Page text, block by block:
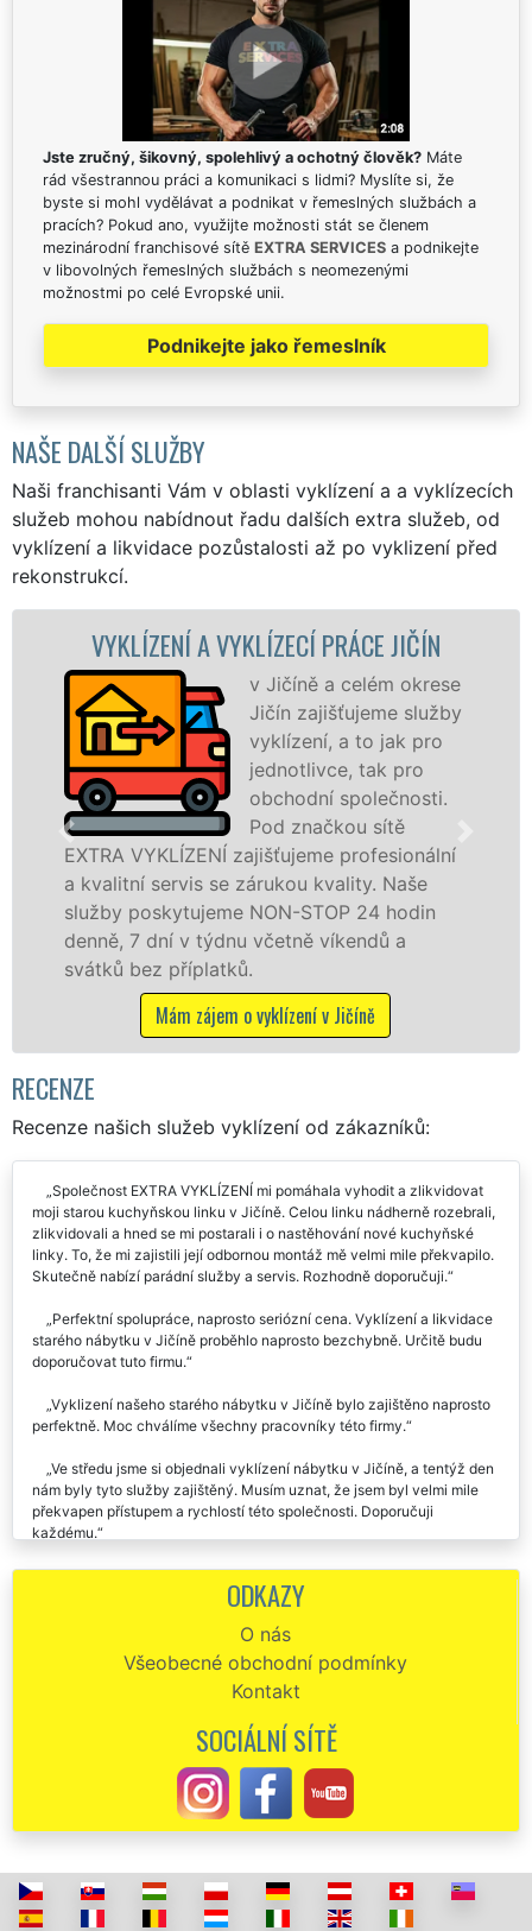
Jste zručný, šikovný, spolehlivý a ochotný člověk? Máte
rád všestrannou práci a komunikaci s lidmi? Myslíte si, že
byste si mohl vydělávat a podnikat v řemeslných službách a
pracích? Pokud ano, využijte možnosti stát se členem
mezinárodní franchisové sítě EXTRA SERVICES a podnikejte
v libovolných řemeslných službách s neomezenými
možnostmi po celé Evropské unii.
Podnikejte jako řemeslník
NAŠE DALŠÍ SLUŽBY
Naši franchisanti Vám v oblasti vyklízení a a vyklízecích
služeb mohou nabídnout řadu dalších extra služeb, od
vyklízení a likvidace pozůstalosti až po vyklizení před
rekonstrukcí.
A VYKLÍZECÍ PRÁCE JIČÍN
v Jičíně a celém okrese
Jičín zajišťujeme služby
vyklízení, a to jak pro
jednotlivce, tak pro
obchodní společnosti.
Pod značkou sítě
zajišťujeme profesionální
se zárukou kvality. Naše
NON-STOP 24 hodin
týdnu včetně víkendů a
zájem o vyklízení v Jičíně
v Jičíně a
fyzickým, tak
zárukou
STOP bez
RECENZE
Recenze našich služeb vyklízení od zákazníků:
Společnost EXTRA VYKLÍZENÍ mi pomáhala vyhodit a zlikvidovat
moji starou kuchyňskou linku v Jičíně. Celou linku nádherně rozebrali,
zlikvidovali a hned se mi postarali i o nastěhování nové kuchyňské
linky. To, že mi zajistili její odbornou montáž mě velmi mile překvapilo.
Skutečně nabízí parádní služby a servis. Rozhodně doporučuji.
Perfektní spolupráce, naprosto seriózní cena. Vyklízení a likvidace
starého nábytku v Jičíně proběhlo naprosto bezchybně. Určitě budu
doporučovat tuto firmu.
Vyklizení našeho starého nábytku v Jičíně bylo zajištěno naprosto
perfektně. Moc chválíme všechny pracovníky této firmy.
Ve středu jsme si objednali vyklízení nábytku v Jičíně, a tentýž den
nám byly tyto služby zajištěný. Musím uznat, že jsem byl velmi mile
překvapen přístupem a rychlostí této společnosti. Doporučuji
každému.
Vyklizení staré sedací soupravy v Jičíně. Vše proběhlo na
Minulý týden nám firma EXTRA VYKLÍZENÍ zajišťovala vyklízení
starého nábytku v našem bytě po mamince v Jičíně. Velmi ochotní a
pracovití zaměstnanci. Po vyklízení veškerého nábytku nám zajistili i
špičkové úklidové služby. Děkujeme a moc moc chválíme.
Chtěla bych moc pochválit a poděkovat této společnosti, že se mi
postarali o vyklizení veškerého starého nábytku z mého bytu v Jičíně.
Ještě jednou děkuju a doporučuju.
ODKAZY
O nás
Všeobecné obchodní podmínky
Kontakt
SOCIÁLNÍ SÍTĚ